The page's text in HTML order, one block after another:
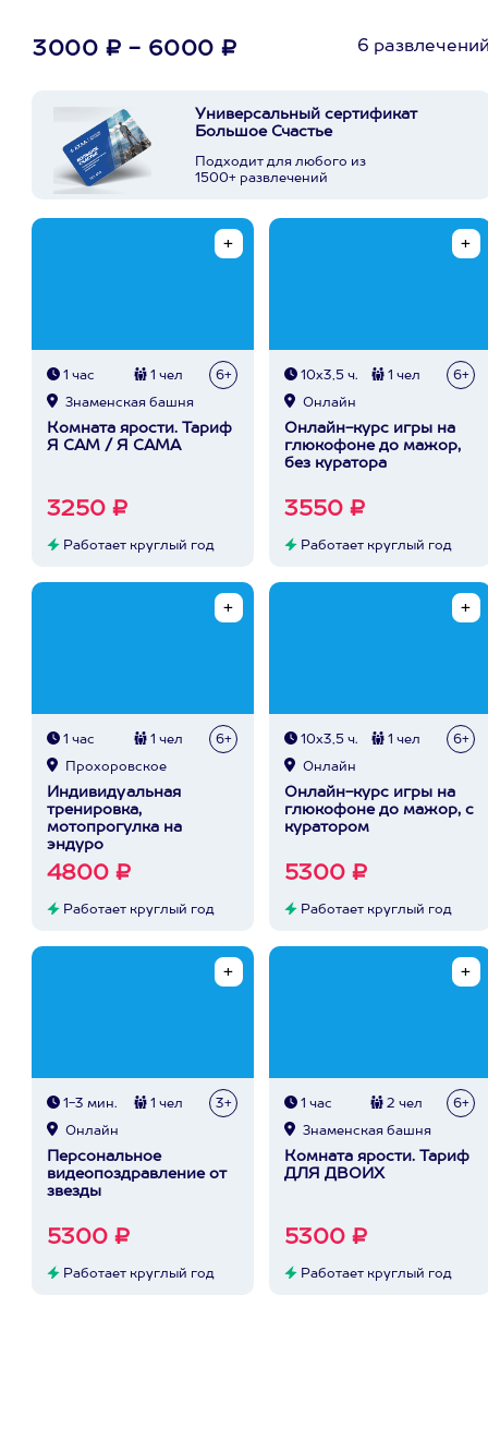
3000 ₽ - 6000 ₽ 6
Универсальный сертификат
Большое Счастье
Подходит для любого из
1500+ развлечений
1 час 1 чел 6+
Знаменская башня
Комната ярости. Тариф
Я САМ / Я САМА
3250 ₽
Работает круглый год
10х3,5 ч. 1 чел 6+
Онлайн
Онлайн-курс игры на
глюкофоне до мажор,
без куратора
3550 ₽
Работает круглый год
1 час 1 чел 6+
Прохоровское
Индивидуальная
тренировка,
мотопрогулка на
эндуро
4800 ₽
Работает круглый год
10х3,5 ч. 1 чел 6+
Онлайн
Онлайн-курс игры на
глюкофоне до мажор, с
куратором
5300 ₽
Работает круглый год
1-3 мин. 1 чел 3+
Онлайн
Персональное
видеопоздравление от
звезды
5300 ₽
Работает круглый год
1 час 2 чел 6+
Знаменская башня
Комната ярости. Тариф
ДЛЯ ДВОИХ
5300 ₽
Работает круглый год